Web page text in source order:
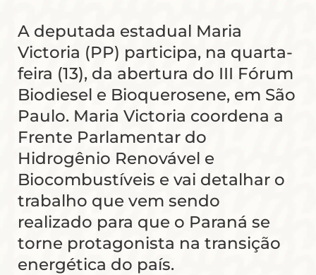
A deputada estadual Maria
Victoria (PP) participa, na quarta-
feira (13), da abertura do III Fórum
Biodiesel e Bioquerosene, em São
Paulo. Maria Victoria coordena a
Frente Parlamentar do
Hidrogênio Renovável e
Biocombustíveis e vai detalhar o
trabalho que vem sendo
realizado para que o Paraná se
torne protagonista na transição
energética do país.